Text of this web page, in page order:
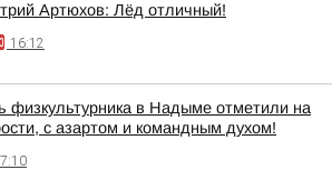
Артюхов: Лёд отличный!
16:12
физкультурника в Надыме отметили на
с азартом и командным духом!